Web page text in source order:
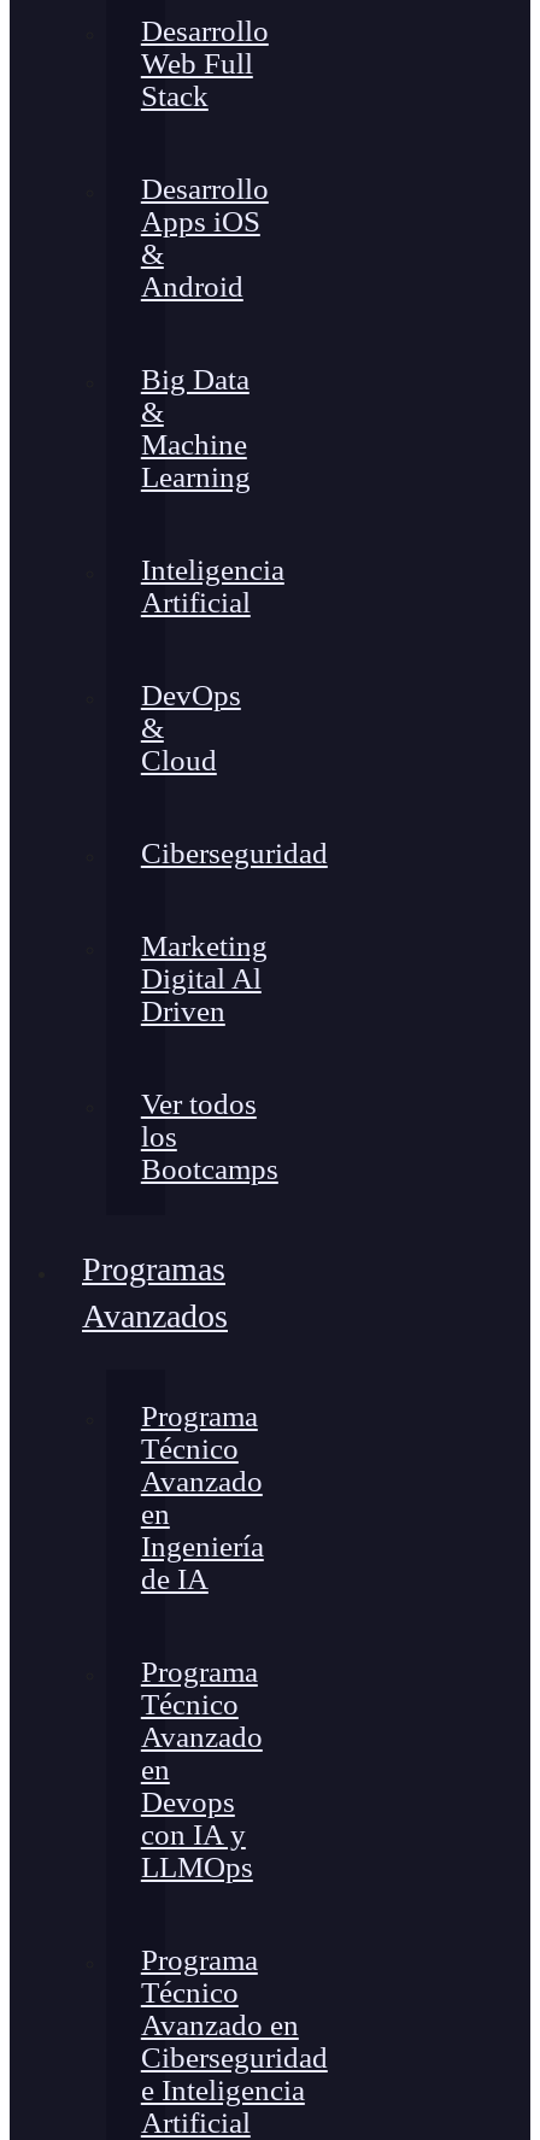
Desarrollo
Web Full
Stack
Desarrollo
Apps iOS
&
Android
Big Data
&
Machine
Learning
Inteligencia
Artificial
DevOps
&
Cloud
Ciberseguridad
Marketing
Digital Al
Driven
Ver todos
los
Bootcamps
Programas
Avanzados
Programa
Técnico
Avanzado
en
Ingeniería
de IA
Programa
Técnico
Avanzado
en
Devops
con IA y
LLMOps
Programa
Técnico
Avanzado en
Ciberseguridad
e Inteligencia
Artificial